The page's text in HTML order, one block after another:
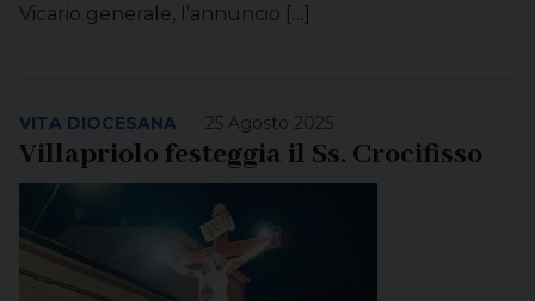
Vicario generale, l’annuncio […]
25 Agosto 2025
VITA DIOCESANA
Villapriolo festeggia il Ss. Crocifisso